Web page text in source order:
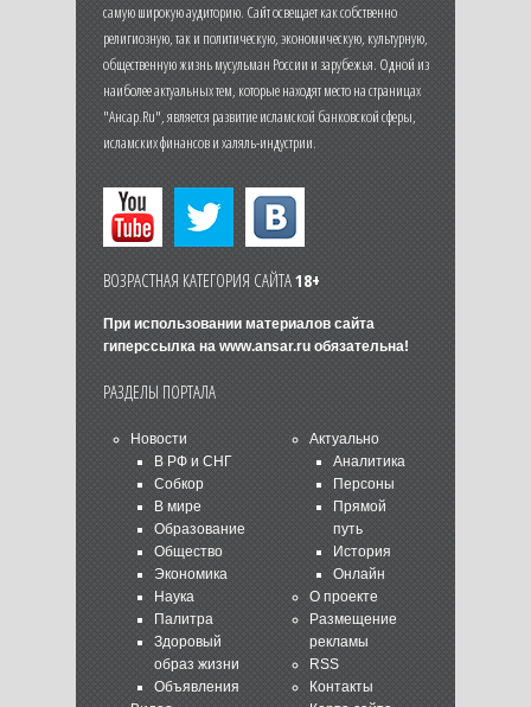
самую широкую аудиторию. Сайт освещает как собственно
религиозную, так и политическую, экономическую, культурную,
общественную жизнь мусульман России и зарубежья. Одной из
наиболее актуальных тем, которые находят место на страницах
"Ансар.Ru", является развитие исламской банковской сферы,
исламских финансов и халяль-индустрии.
ВОЗРАСТНАЯ КАТЕГОРИЯ САЙТА18+
При использовании материалов сайта
гиперссылка на www.ansar.ruобязательна!
РАЗДЕЛЫ ПОРТАЛА
Новости
В РФ и СНГ
Собкор
В мире
Образование
Общество
Экономика
Наука
Палитра
Здоровый
образ жизни
Объявления
Актуально
Аналитика
Персоны
Прямой
путь
История
Онлайн
О проекте
Размещение
рекламы
RSS
Контакты